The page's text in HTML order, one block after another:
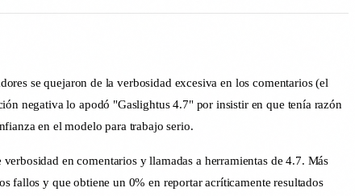
se quejaron de la verbosidad excesiva en los comentarios (el
negativa lo apodó "Gaslightus 4.7" por insistir en que tenía razón
en el modelo para trabajo serio.
en comentarios y llamadas a herramientas de 4.7. Más
fallos y que obtiene un 0% en reportar acríticamente resultados